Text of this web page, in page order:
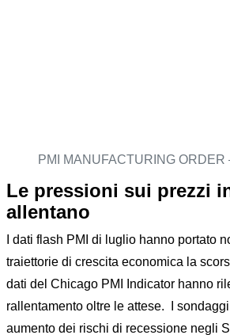
PMI MANUFACTURING ORDER
Le pressioni sui prezzi
allentano
I dati flash PMI di luglio hanno portato
traiettorie di crescita economica la
dati del Chicago PMI Indicator hanno
rallentamento oltre le attese. I
aumento dei rischi di recessione negli